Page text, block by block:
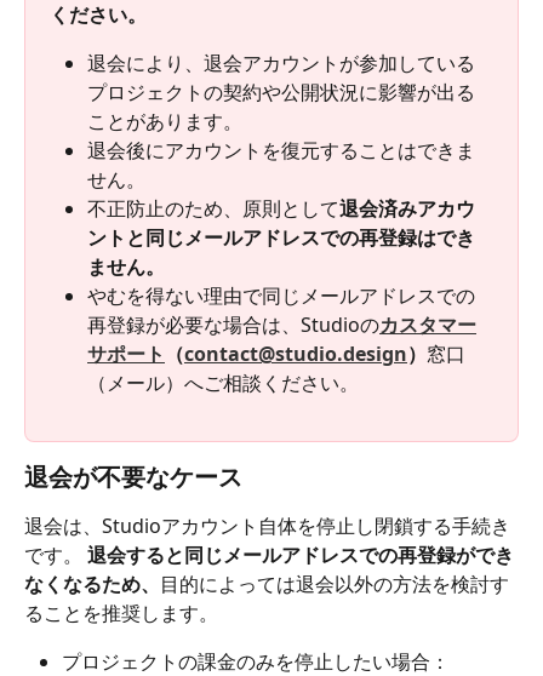
ください。​
退会により、退会アカウントが参加している
プロジェクトの契約や公開状況に影響が出る
ことがあります。​
退会後にアカウントを復元することはできま
せん。​
不正防止のため、原則として退会済みアカウ
ントと同じメールアドレスでの再登録はでき
ません。​
やむを得ない理由で同じメールアドレスでの
再登録が必要な場合は、Studioのカスタマー
サポート （contact@studio.design） 窓口
（メール）へご相談ください。
退会が不要なケース
退会は、Studioアカウント自体を停止し閉鎖する手続き
です。 退会すると同じメールアドレスでの再登録ができ
なくなるため、 目的によっては退会以外の方法を検討す
ることを推奨します。
プロジェクトの課金のみを停止したい場合：